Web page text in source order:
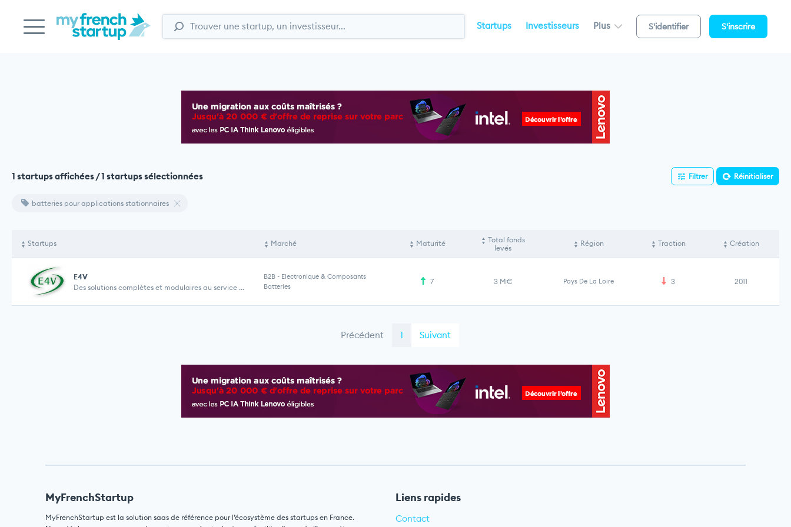
Startups Investisseurs Plus S'identifier S'inscrire
1 startups affichées / 1 startups sélectionnées Filtrer Réinitialiser
batteries pour applications stationnaires
Startups Marché Maturité
Total fonds
levés
Région Traction Création
E4V
Des solutions complètes et modulaires au service ...
B2B - Electronique & Composants
Batteries
7 3 M€ Pays De La Loire 3 2011
Précédent 1 Suivant
MyFrenchStartup
MyFrenchStartup est la solution saas de référence pour l’écosystème des startups en France.
Liens rapides
Contact